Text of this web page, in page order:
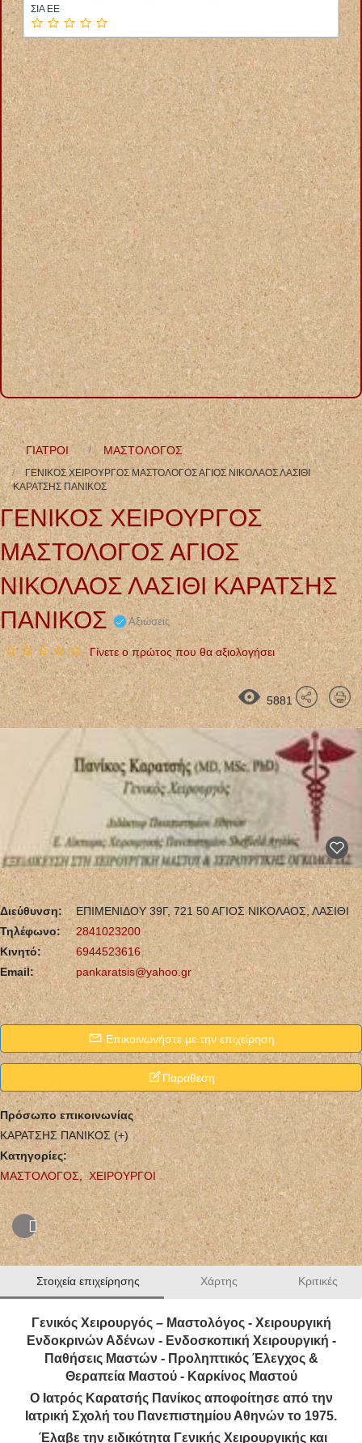
ΣΙΑ ΕΕ
ΓΙΑΤΡΟΙ ΜΑΣΤΟΛΟΓΟΣ
ΓΕΝΙΚΟΣ ΧΕΙΡΟΥΡΓΟΣ ΜΑΣΤΟΛΟΓΟΣ ΑΓΙΟΣ ΝΙΚΟΛΑΟΣ ΛΑΣΙΘΙ
ΚΑΡΑΤΣΗΣ ΠΑΝΙΚΟΣ
ΓΕΝΙΚΟΣ ΧΕΙΡΟΥΡΓΟΣ
ΜΑΣΤΟΛΟΓΟΣ ΑΓΙΟΣ
ΝΙΚΟΛΑΟΣ ΛΑΣΙΘΙ ΚΑΡΑΤΣΗΣ
ΠΑΝΙΚΟΣ
Αξιώσεις
Γίνετε ο πρώτος που θα αξιολογήσει
5881
Διεύθυνση:
ΕΠΙΜΕΝΙΔΟΥ 39Γ, 721 50 ΑΓΙΟΣ ΝΙΚΟΛΑΟΣ, ΛΑΣΙΘΙ
Τηλέφωνο:
2841023200
Κινητό:
6944523616
Email:
pankaratsis@yahoo.gr
Επικοινωνήστε με την επιχείρηση
Παράθεση
Πρόσωπο επικοινωνίας
ΚΑΡΑΤΣΗΣ ΠΑΝΙΚΟΣ (+)
Κατηγορίες:
ΜΑΣΤΟΛΟΓΟΣ,ΧΕΙΡΟΥΡΓΟΙ
Στοιχεία επιχείρησης Χάρτης Κριτικές
Γενικός Χειρουργός – Μαστολόγος - Χειρουργική
Ενδοκρινών Αδένων - Ενδοσκοπική Χειρουργική -
Παθήσεις Μαστών - Προληπτικός Έλεγχος &
Θεραπεία Μαστού - Καρκίνος Μαστού
Ο Ιατρός Καρατσής Πανίκος αποφοίτησε από την
Ιατρική Σχολή του Πανεπιστημίου Αθηνών το 1975.
Έλαβε την ειδικότητα Γενικής Χειρουργικής και